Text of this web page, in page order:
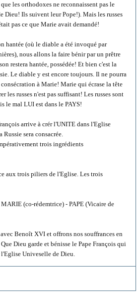
les orthodoxes ne reconnaissent pas le
Dieu! Ils suivent leur Pope!). Mais les russes
pas ce que Marie avait demandé!
hantée (où le diable a été invoqué par
nous allons la faire bénir par un prêtre
restera hantée, possédée! Et bien c'est la
Le diable y est encore toujours. Il ne pourra
consécration à Marie! Marie qui écrase la tête
les russes n'est pas suffisant! Les russes sont
le mal LUI est dans le PAYS!
arrive à crér l'UNITE dans l'Eglise
sera consacrée.
trois ingrédients
aux trois piliers de l'Eglise. Les trois
(co-rédemtrice) - PAPE (Vicaire de
Benoît XVI et offrons nos souffrances en
Dieu garde et bénisse le Pape François qui
Univeselle de Dieu.